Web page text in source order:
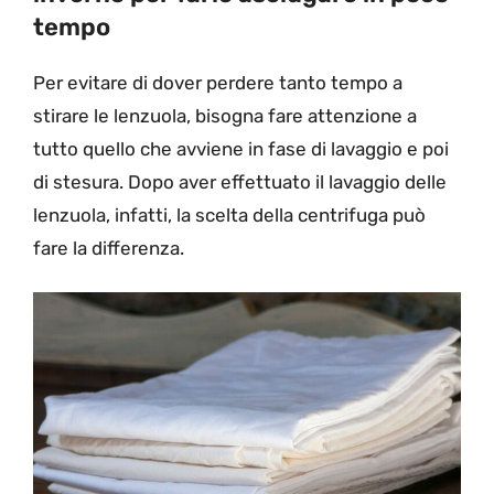
tempo
Per evitare di dover perdere tanto tempo a
stirare le lenzuola, bisogna fare attenzione a
tutto quello che avviene in fase di lavaggio e poi
di stesura. Dopo aver effettuato il lavaggio delle
lenzuola, infatti, la scelta della centrifuga può
fare la differenza.